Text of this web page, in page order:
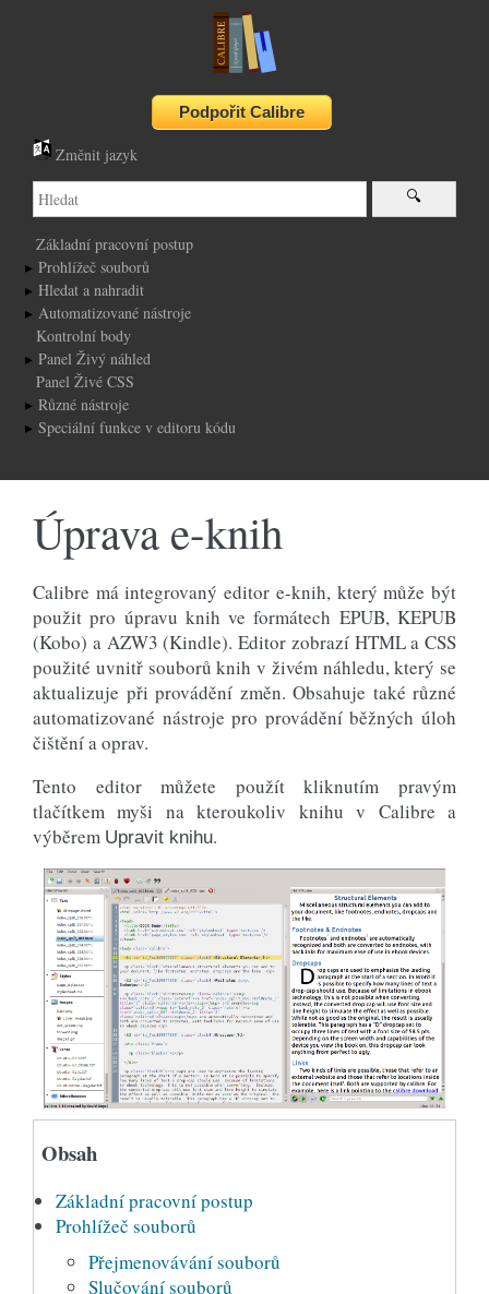
Změnit jazyk
Základní pracovní postup
Prohlížeč souborů
Hledat a nahradit
Automatizované nástroje
Kontrolní body
Panel Živý náhled
Panel Živé CSS
Různé nástroje
Speciální funkce v editoru kódu
Úprava e-knih
Calibre má integrovaný editor e-knih, který může být
použit pro úpravu knih ve formátech EPUB, KEPUB
(Kobo) a AZW3 (Kindle). Editor zobrazí HTML a CSS
použité uvnitř souborů knih v živém náhledu, který se
aktualizuje při provádění změn. Obsahuje také různé
automatizované nástroje pro provádění běžných úloh
čištění a oprav.
Tento editor můžete použít kliknutím pravým
tlačítkem myši na kteroukoliv knihu v Calibre a
výběrem Upravit knihu.
Obsah
Základní pracovní postup
Prohlížeč souborů
Přejmenovávání souborů
Slučování souborů